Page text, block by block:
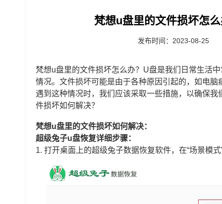
梵想u盘里的文件损坏怎
发布时间：2023-08-25
梵想u盘里的文件损坏怎么办？U盘是我们日常生活
情况。文件损坏可能是由于各种原因引起的，如电
遇到这种情况时，我们应该采取一些措施，以确保
件损坏如何解决？
梵想u盘里的文件损坏如何解决：
超级兔子u盘恢复详细步骤：
1. 打开桌面上的超级兔子数据恢复软件，在“场景模式